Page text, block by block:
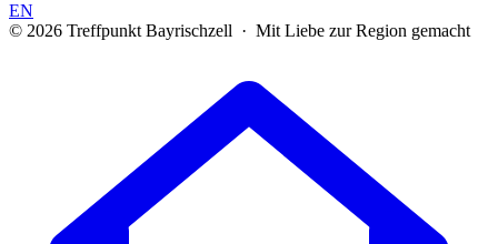
EN
© 2026 Treffpunkt Bayrischzell · Mit Liebe zur Region gemacht